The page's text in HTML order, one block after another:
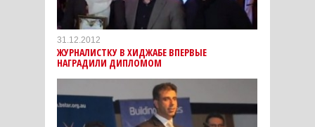
31.12.2012
ЖУРНАЛИСТКУ В ХИДЖАБЕ ВПЕРВЫЕ
НАГРАДИЛИ ДИПЛОМОМ